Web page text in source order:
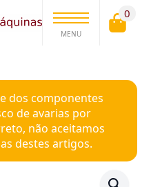
MENU
0
dos componentes
de avarias por
não aceitamos
destes artigos.